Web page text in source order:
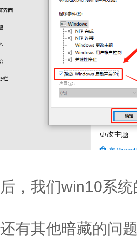
，我们win10系
有其他暗藏的问